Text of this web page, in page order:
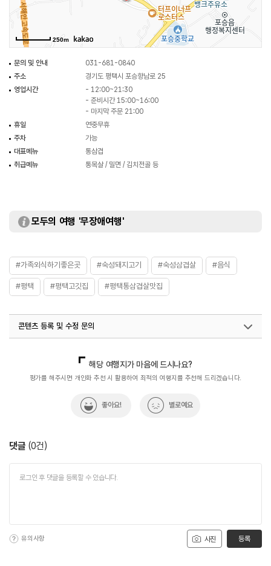
250m
문의 및 안내
031-681-0840
주소
경기도 평택시 포승향남로 25
영업시간
- 12:00~21:30
- 준비시간 15:00~16:00
- 마지막 주문 21:00
휴일
연중무휴
주차
가능
대표메뉴
통삼겹
취급메뉴
통목살 / 밀면 / 김치전골 등
모두의 여행 '무장애여행'
#가족외식하기좋은곳 #숙성돼지고기 #숙성삼겹살 #음식
#평택 #평택고깃집 #평택통삼겹살맛집
콘텐츠 등록 및 수정 문의
해당 여행지가 마음에 드시나요?
평가를 해주시면 개인화 추천 시 활용하여 최적의 여행지를 추천해 드리겠습니다.
좋아요! 별로예요
댓글 (0건)
사진
유의사항 등록